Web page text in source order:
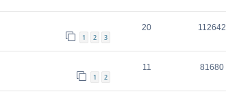
1 2 3
20 112642
1 2
11 81680